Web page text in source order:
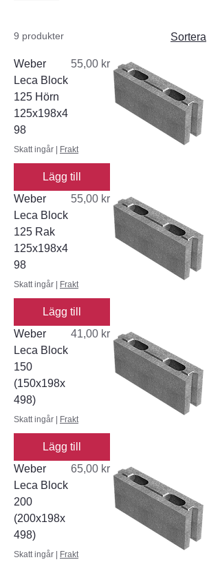
9 produkter Sortera
Weber
Leca Block
125 Hörn
125x198x4
98
Pris
55,00 kr
Skatt ingår Frakt
Lägg till
Weber
Leca Block
125 Rak
125x198x4
98
Pris
55,00 kr
Skatt ingår Frakt
Lägg till
Weber
Leca Block
150
(150x198x
498)
Pris
41,00 kr
Skatt ingår Frakt
Lägg till
Weber
Leca Block
200
(200x198x
498)
Pris
65,00 kr
Skatt ingår Frakt